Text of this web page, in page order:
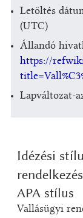
Letöltés
(UTC)
Állandó
https://
Lapváltozat-
Idézési
APA stílus
Vallásügyi